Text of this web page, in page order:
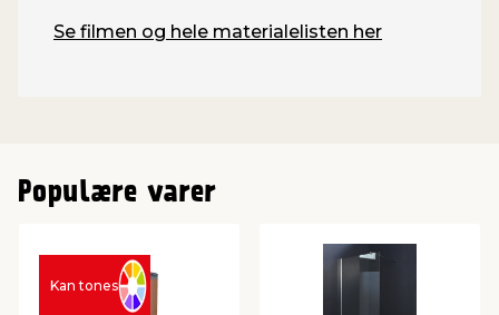
Se filmen og hele materialelisten her
Populære varer
Kan tones